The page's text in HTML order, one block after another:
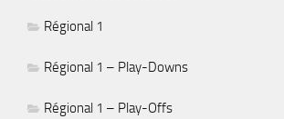
Régional 1
Régional 1 – Play-Downs
Régional 1 – Play-Offs